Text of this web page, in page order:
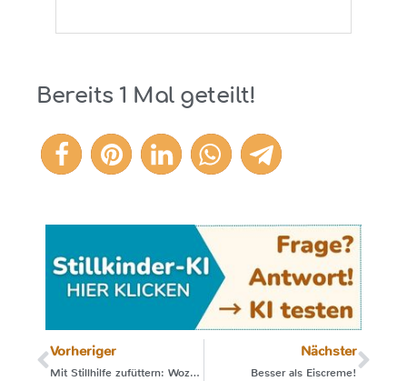
Bereits 1 Mal geteilt!
1
Vorheriger
Mit Stillhilfe zufüttern: Wozu dieser Umstand?
Nächster
Besser als Eiscreme!